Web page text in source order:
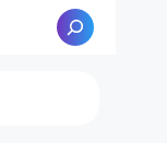
Поиск